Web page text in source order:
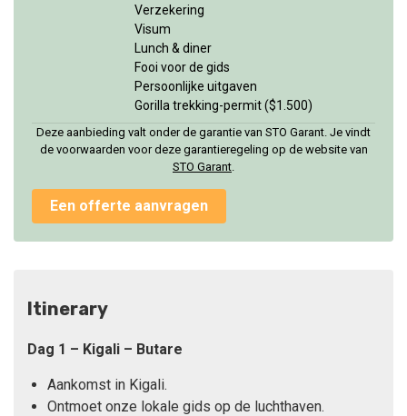
Verzekering
Visum
Lunch & diner
Fooi voor de gids
Persoonlijke uitgaven
Gorilla trekking-permit ($1.500)
Deze aanbieding valt onder de garantie van STO Garant. Je vindt
de voorwaarden voor deze garantieregeling op de website van
STO Garant.
Een offerte aanvragen
Itinerary
Dag 1 – Kigali – Butare
Aankomst in Kigali.
Ontmoet onze lokale gids op de luchthaven.